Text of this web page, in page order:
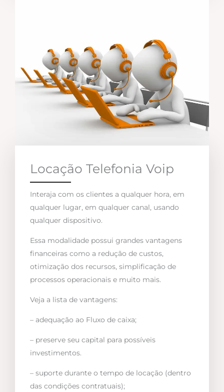
Locação Telefonia Voip
Interaja com os clientes a qualquer hora, em
qualquer lugar, em qualquer canal, usando
qualquer dispositivo.
Essa modalidade possui grandes vantagens
financeiras como a redução de custos,
otimização dos recursos, simplificação de
processos operacionais e muito mais.
Veja a lista de vantagens:
– adequação ao Fluxo de caixa;
– preserve seu capital para possíveis
investimentos.
– suporte durante o tempo de locação (dentro
das condições contratuais);